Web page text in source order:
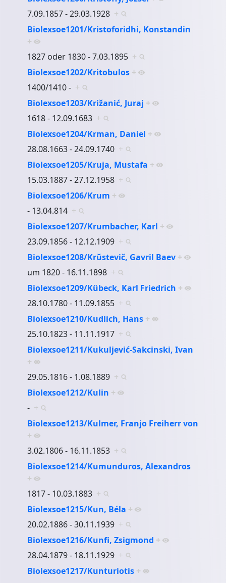
7.09.1857 - 29.03.1928 +
Biolexsoe1201/Kristoforidhi, Konstandin
+
1827 oder 1830 - 7.03.1895 +
Biolexsoe1202/Kritobulos +
1400/1410 - +
Biolexsoe1203/Križanić, Juraj +
1618 - 12.09.1683 +
Biolexsoe1204/Krman, Daniel +
28.08.1663 - 24.09.1740 +
Biolexsoe1205/Kruja, Mustafa +
15.03.1887 - 27.12.1958 +
Biolexsoe1206/Krum +
- 13.04.814 +
Biolexsoe1207/Krumbacher, Karl +
23.09.1856 - 12.12.1909 +
Biolexsoe1208/Krŭstevič, Gavril Baev +
um 1820 - 16.11.1898 +
Biolexsoe1209/Kübeck, Karl Friedrich +
28.10.1780 - 11.09.1855 +
Biolexsoe1210/Kudlich, Hans +
25.10.1823 - 11.11.1917 +
Biolexsoe1211/Kukuljević-Sakcinski, Ivan
+
29.05.1816 - 1.08.1889 +
Biolexsoe1212/Kulin +
- +
Biolexsoe1213/Kulmer, Franjo Freiherr von
+
3.02.1806 - 16.11.1853 +
Biolexsoe1214/Kumunduros, Alexandros
+
1817 - 10.03.1883 +
Biolexsoe1215/Kun, Béla +
20.02.1886 - 30.11.1939 +
Biolexsoe1216/Kunfi, Zsigmond +
28.04.1879 - 18.11.1929 +
Biolexsoe1217/Kunturiotis +